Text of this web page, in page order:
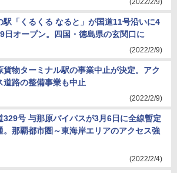
(2022/2/9)
駅「くるくる なると」が国道11号沿いに4
日オープン。四国・徳島県の玄関口に
(2022/2/9)
貨物ターミナル駅の事業中止が決定。アク
道路の整備事業も中止
(2022/2/9)
329号 与那原バイパスが3月6日に全線暫定
。那覇都市圏～東海岸エリアのアクセス強
(2022/2/4)